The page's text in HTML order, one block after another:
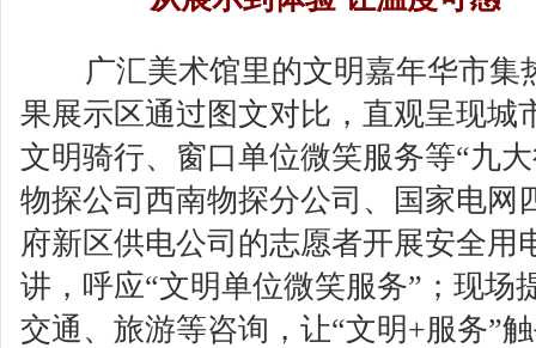
广汇美术馆里的文明嘉年华市集
果展示区通过图文对比，直观呈现城
文明骑行、窗口单位微笑服务等“九
物探公司西南物探分公司、国家电网
府新区供电公司的志愿者开展安全用
讲，呼应“文明单位微笑服务”；现场
交通、旅游等咨询，让“文明+服务”